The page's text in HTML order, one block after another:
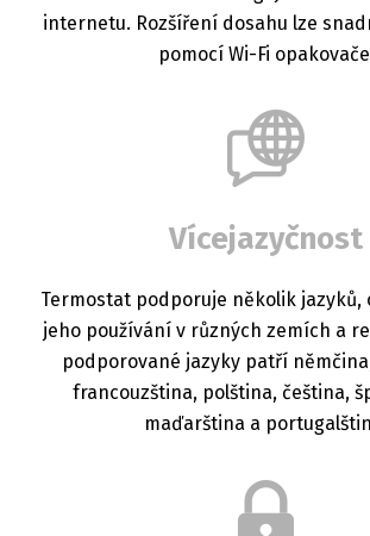
internetu. Rozšíření dosahu lze
pomocí Wi-Fi
Vícejazyčnost
Termostat podporuje několik jazyků,
jeho používání v různých zemích a
podporované jazyky patří
francouzština, polština, čeština,
maďarština a